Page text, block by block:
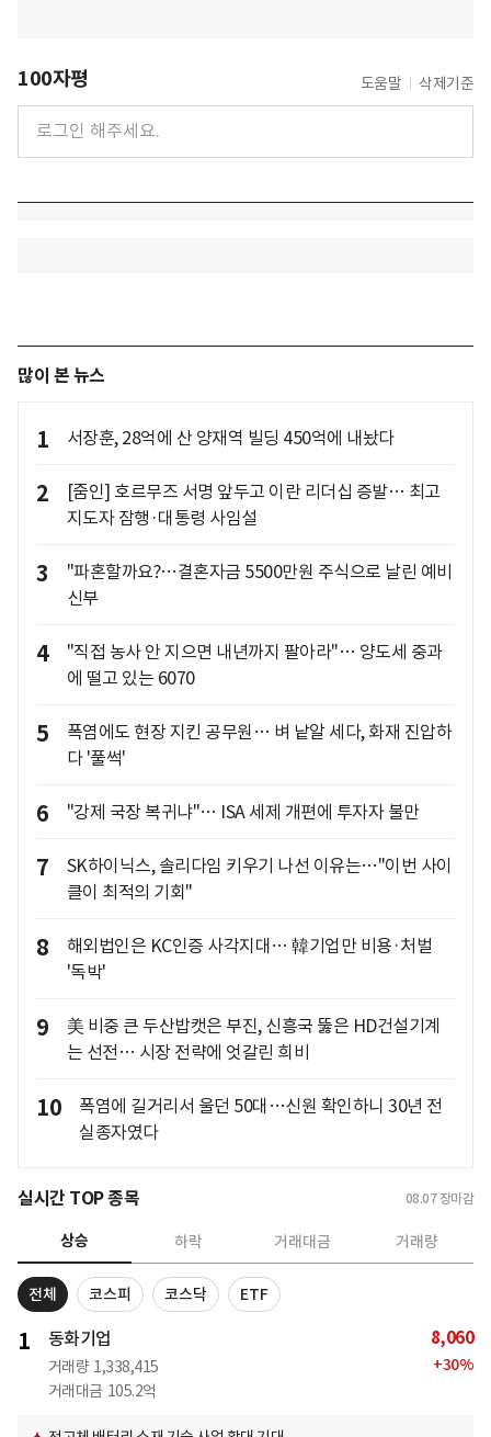
100자평 도움말 삭제기준
많이 본 뉴스
1 서장훈, 28억에 산 양재역 빌딩 450억에 내놨다
2
[줌인] 호르무즈 서명 앞두고 이란 리더십 증발… 최고
지도자 잠행·대통령 사임설
3
"파혼할까요?…결혼자금 5500만원 주식으로 날린 예비
신부
4
"직접 농사 안 지으면 내년까지 팔아라"… 양도세 중과
에 떨고 있는 6070
5
폭염에도 현장 지킨 공무원… 벼 낱알 세다, 화재 진압하
다 '풀썩'
6 "강제 국장 복귀냐"… ISA 세제 개편에 투자자 불만
7
SK하이닉스, 솔리다임 키우기 나선 이유는…"이번 사이
클이 최적의 기회"
8
해외법인은 KC인증 사각지대… 韓기업만 비용·처벌
'독박'
9
美 비중 큰 두산밥캣은 부진, 신흥국 뚫은 HD건설기계
는 선전… 시장 전략에 엇갈린 희비
10
폭염에 길거리서 울던 50대…신원 확인하니 30년 전
실종자였다
실시간 TOP 종목 08.07 장마감
상승 하락 거래대금 거래량
전체 코스피 코스닥 ETF
1 동화기업
거래량 1,338,415
거래대금 105.2억
8,060
+30%